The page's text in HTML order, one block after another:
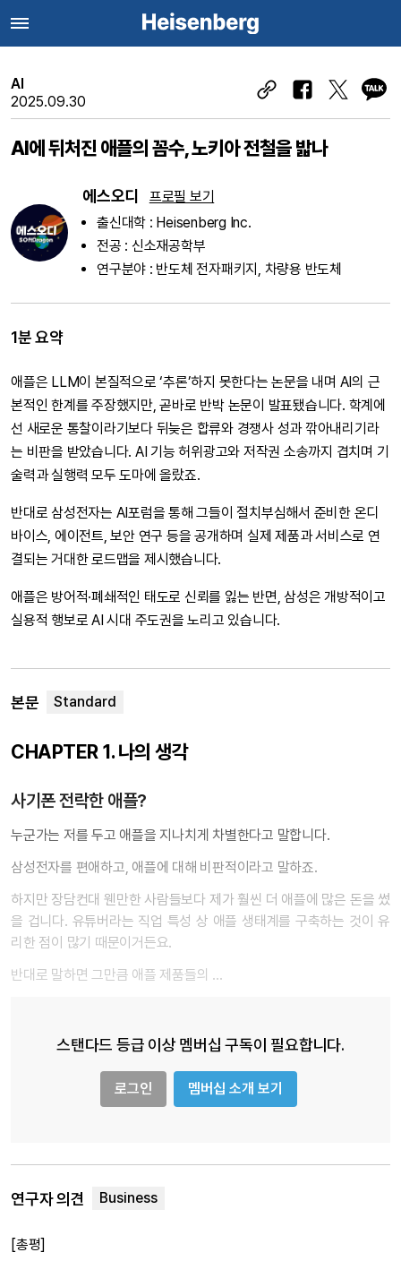
AI
2025.09.30
AI에 뒤처진 애플의 꼼수, 노키아 전철을 밟나
에스오디
프로필 보기
출신대학 : Heisenberg Inc.
전공 : 신소재공학부
연구분야 : 반도체 전자패키지, 차량용 반도체
1분 요약
애플은 LLM이 본질적으로 ‘추론’하지 못한다는 논문을 내며 AI의 근
본적인 한계를 주장했지만, 곧바로 반박 논문이 발표됐습니다. 학계에
선 새로운 통찰이라기보다 뒤늦은 합류와 경쟁사 성과 깎아내리기라
는 비판을 받았습니다. AI 기능 허위광고와 저작권 소송까지 겹치며 기
술력과 실행력 모두 도마에 올랐죠.
반대로 삼성전자는 AI포럼을 통해 그들이 절치부심해서 준비한 온디
바이스, 에이전트, 보안 연구 등을 공개하며 실제 제품과 서비스로 연
결되는 거대한 로드맵을 제시했습니다.
애플은 방어적·폐쇄적인 태도로 신뢰를 잃는 반면, 삼성은 개방적이고
실용적 행보로 AI 시대 주도권을 노리고 있습니다.
본문
CHAPTER 1. 나의 생각
사기폰 전락한 애플?
누군가는 저를 두고 애플을 지나치게 차별한다고 말합니다.
삼성전자를 편애하고, 애플에 대해 비판적이라고 말하죠.
하지만 장담컨대 웬만한 사람들보다 제가 훨씬 더 애플에 많은 돈을 썼
을 겁니다. 유튜버라는 직업 특성 상 애플 생태계를 구축하는 것이 유
리한 점이 많기 때문이거든요.
반대로 말하면 그만큼 애플 제품들의 …
스탠다드 등급 이상 멤버십 구독이 필요합니다.
로그인 멤버십 소개 보기
연구자 의견
[총평]